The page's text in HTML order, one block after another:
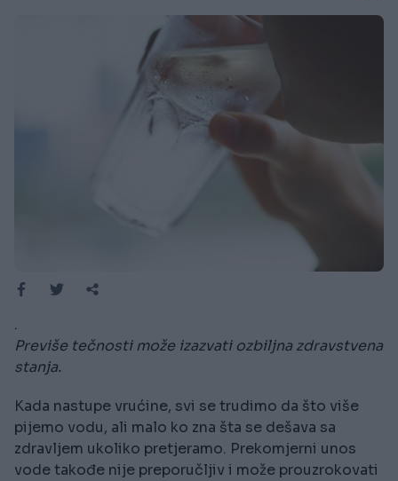
.
Previše tečnosti može izazvati ozbiljna zdravstvena
stanja.
Kada nastupe vrućine, svi se trudimo da što više
pijemo vodu, ali malo ko zna šta se dešava sa
zdravljem ukoliko pretjeramo. Prekomjerni unos
vode takođe nije preporučljiv i može prouzrokovati